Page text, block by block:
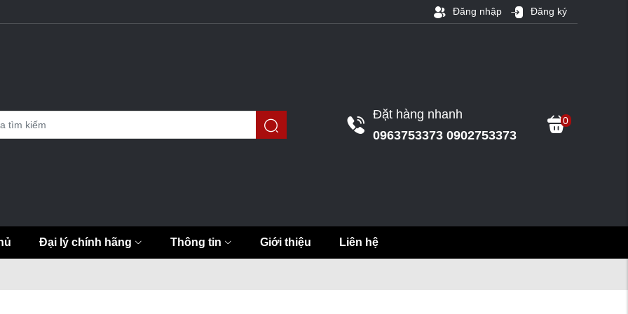
Đăng nhập Đăng ký
Đặt hàng nhanh
0963753373 0902753373
0
Đại lý chính hãng Thông tin Giới thiệu Liên hệ